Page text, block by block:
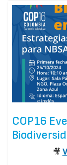
COP16
🎥